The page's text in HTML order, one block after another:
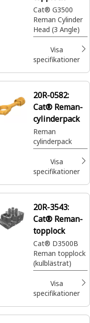
Cat® G3500
Reman Cylinder
Head (3 Angle)
Visa
specifikationer
20R-0582:
Cat® Reman-
cylinderpack
Reman
cylinderpack
Visa
specifikationer
20R-3543:
Cat® Reman-
topplock
Cat® D3500B
Reman topplock
(kulblästrat)
Visa
specifikationer